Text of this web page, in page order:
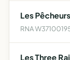
Les
RNA
Les Three